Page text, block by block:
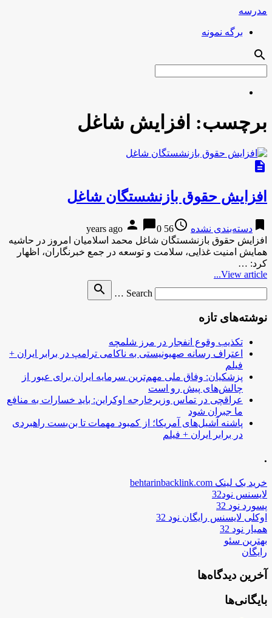
مدرسه
برگه نمونه
search
برچسب: افزایش شاغل
description
افزایش حقوق بازنشستگان شاغل
bookmark دسته‌بندی نشده access_time
56 years ago
person chat_bubble0
افزایش حقوق بازنشستگان شاغل محمد اسلامیان امروز در حاشیه
همایش امنیت غذایی، سلامت و توسعه در جمع خبرنگاران، اظهار
کرد: …
View article...
Search …
search
نوشته‌های تازه
تکذیب وقوع انفجار در مرز شلمچه
اعتراف رسانه صهیونیستی به ناکامی ترامپ در برابر ایران +
فیلم
پزشکیان: وفاق ملی مهم‌ترین سرمایه ایران برای عبور از
چالش‌های پیش رو است
عراقچی در تماس وزیرخارجه اوکراین: باید خسارات به منافع
ما جبران شود
پاشنه آشیل‌های آمریکا؛ از کمبود مهمات تا بن‌بست راهبردی
در برابر ایران + فیلم
.
خرید بک لینک behtarinbacklink.com
لایسنس نود32
پسورد نود 32
اوکلی لایسنس رایگان نود 32
همیار نود 32
بهترین سئو
رایگان
آخرین دیدگاه‌ها
بایگانی‌ها